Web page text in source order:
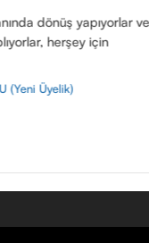
her
Hızlı
ürünü.